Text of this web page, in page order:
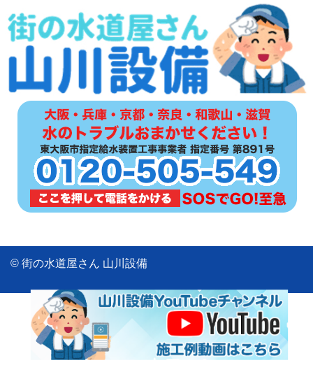
© 街の水道屋さん 山川設備